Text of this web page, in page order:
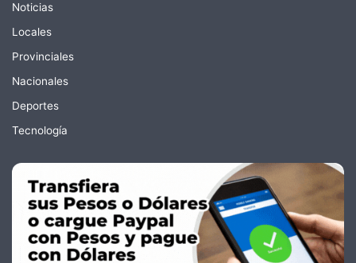
Noticias
Locales
Provinciales
Nacionales
Deportes
Tecnología